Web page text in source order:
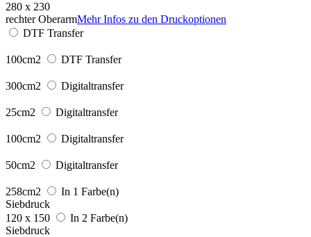
280 x 230
rechter OberarmMehr Infos zu den Druckoptionen
DTF Transfer
100cm2 DTF Transfer
300cm2 Digitaltransfer
25cm2 Digitaltransfer
100cm2 Digitaltransfer
50cm2 Digitaltransfer
258cm2
In 1 Farbe(n)
Siebdruck
120 x 150
In 2 Farbe(n)
Siebdruck